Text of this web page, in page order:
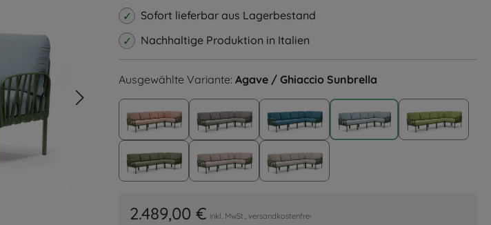
Sofort lieferbar aus Lagerbestand
Nachhaltige Produktion in Italien
Ausgewählte Variante: Agave / Ghiaccio Sunbrella
Agave / Rosa QuarzoAgave / GrigioAgave / Adriatic Sunbrella
Agave / GhiaccioAgave /
Agave / Giungla Sunbrella
Agave / Canvas Sunbrella
Agave / Tech Panama
2.489,00 € inkl. MwSt., versandkostenfrei